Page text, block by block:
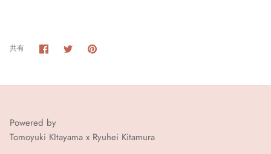
共有 Facebook
へ
TwitterPin
Powered by
Tomoyuki KItayama x Ryuhei Kitamura